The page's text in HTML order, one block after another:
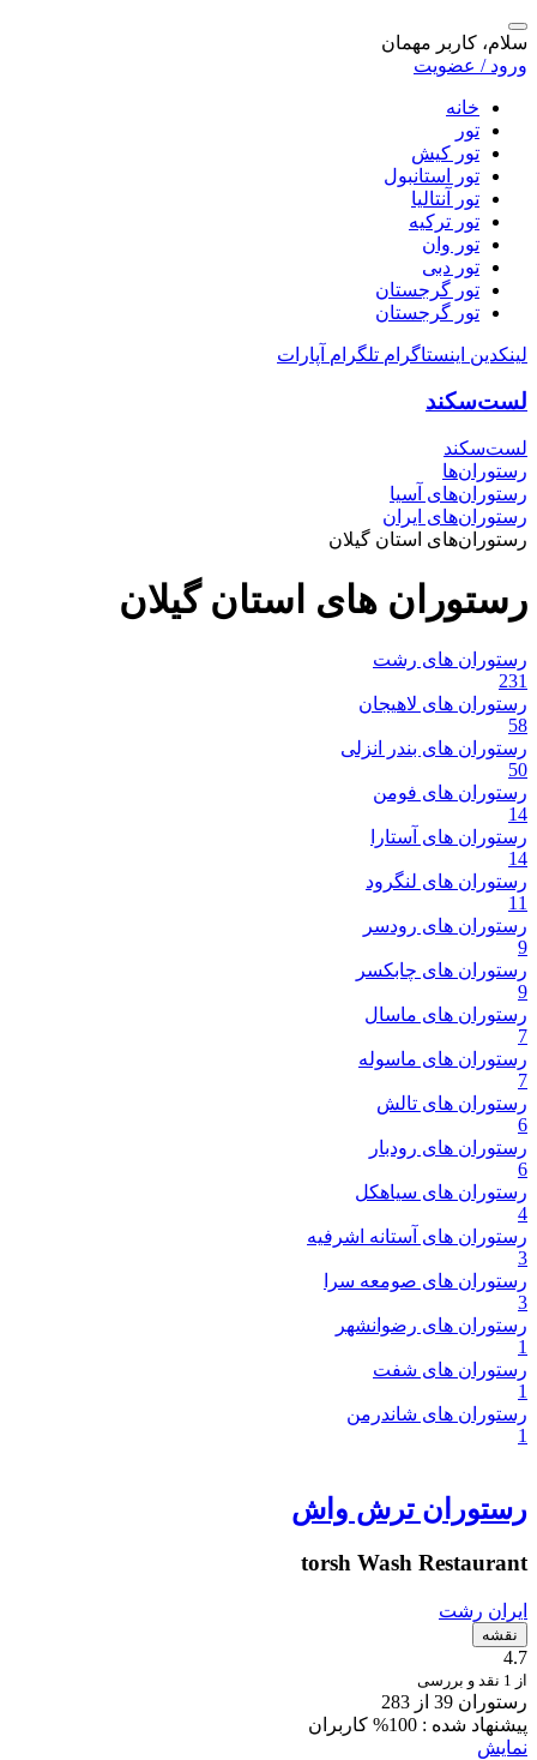
سلام، کاربر مهمان
ورود / عضویت
خانه
تور
تور کیش
تور استانبول
تور آنتالیا
تور ترکیه
تور وان
تور دبی
تور گرجستان
تور گرجستان
لینکدین اینستاگرام تلگرام آپارات
لست‌سکند
لست‌سکند
رستوران‌ها
رستوران‌های آسیا
رستوران‌های ایران
رستوران‌های استان گیلان
رستوران های استان گیلان
رستوران های رشت
231
رستوران های لاهیجان
58
رستوران های بندر انزلی
50
رستوران های فومن
14
رستوران های آستارا
14
رستوران های لنگرود
11
رستوران های رودسر
9
رستوران های چابکسر
9
رستوران های ماسال
7
رستوران های ماسوله
7
رستوران های تالش
6
رستوران های رودبار
6
رستوران های سیاهکل
4
رستوران های آستانه اشرفیه
3
رستوران های صومعه سرا
3
رستوران های رضوانشهر
1
رستوران های شفت
1
رستوران های شاندرمن
1
رستوران ترش واش
torsh Wash Restaurant
ایران رشت
نقشه
4.7
از 1 نقد و بررسی
رستوران 39 از 283
پیشنهاد شده : 100% کاربران
نمایش